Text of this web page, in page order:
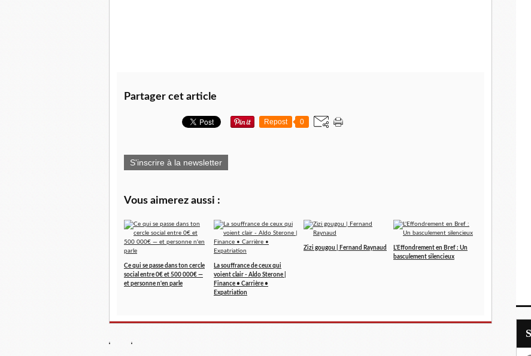
Partager cet article
Repost 0
S'inscrire à la newsletter
Vous aimerez aussi :
Ce qui se passe dans ton cercle
social entre 0€ et 500 000€ —
et personne n'en parle
La souffrance de ceux qui
voient clair - Aldo Sterone |
Finance • Carrière •
Expatriation
Zizi gougou | Fernand Raynaud
L'Effondrement en Bref : Un
basculement silencieux